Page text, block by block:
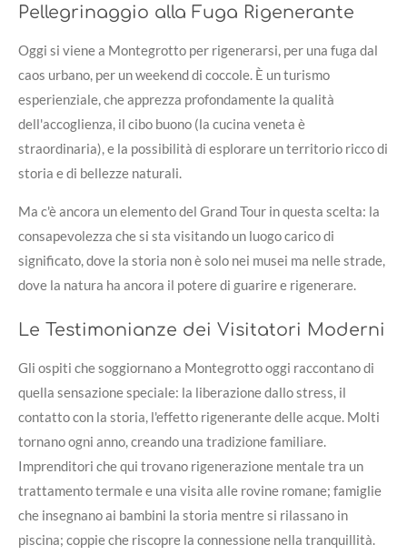
Pellegrinaggio alla Fuga Rigenerante
Oggi si viene a Montegrotto per rigenerarsi, per una fuga dal
caos urbano, per un weekend di coccole. È un turismo
esperienziale, che apprezza profondamente la qualità
dell'accoglienza, il cibo buono (la cucina veneta è
straordinaria), e la possibilità di esplorare un territorio ricco di
storia e di bellezze naturali.
Ma c'è ancora un elemento del Grand Tour in questa scelta: la
consapevolezza che si sta visitando un luogo carico di
significato, dove la storia non è solo nei musei ma nelle strade,
dove la natura ha ancora il potere di guarire e rigenerare.
Le Testimonianze dei Visitatori Moderni
Gli ospiti che soggiornano a Montegrotto oggi raccontano di
quella sensazione speciale: la liberazione dallo stress, il
contatto con la storia, l'effetto rigenerante delle acque. Molti
tornano ogni anno, creando una tradizione familiare.
Imprenditori che qui trovano rigenerazione mentale tra un
trattamento termale e una visita alle rovine romane; famiglie
che insegnano ai bambini la storia mentre si rilassano in
piscina; coppie che riscopre la connessione nella tranquillità.